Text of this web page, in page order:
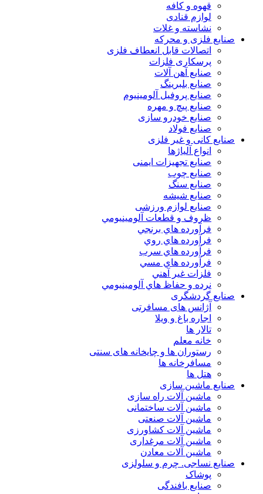
قهوه و کافه
لوازم قنادی
نشاسته و غلات
صنایع فلزی و محرکه
اتصالات قابل انعطاف فلزی
پرسکاری فلزات
صنایع آهن آلات
صنایع بلبرینگ
صنایع پروفیل آلومینیوم
صنایع پیچ و مهره
صنایع خودرو سازی
صنایع فولاد
صنایع کانی و غیر فلزی
انواع آلياژها
صنایع تجهیزات ایمنی
صنایع چوب
صنایع سنگ
صنایع شیشه
صنایع لوازم ورزشی
ظروف و قطعات آلومينيومي
فرآورده هاي برنجي
فرآورده هاي روي
فرآورده هاي سرب
فرآورده هاي مسي
فلزات غير آهني
نرده و حفاظ هاي آلومينيومي
صنایع گردشگری
آژانس های مسافرتی
اجاره باغ و ویلا
تالار ها
خانه معلم
رستوران ها و چایخانه های سنتی
مسافرخانه ها
هتل ها
صنایع ماشین سازی
ماشین آلات راه سازی
ماشین آلات ساختمانی
ماشین آلات صنعتی
ماشین آلات کشاورزی
ماشین آلات مرغداری
ماشین آلات معادن
صنایع نساجی. چرم و سلولزی
پوشاک
صنایع بافندگی